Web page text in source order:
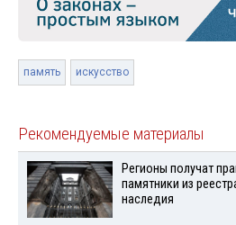
память искусство
Рекомендуемые материалы
Регионы получат
памятники из
наследия